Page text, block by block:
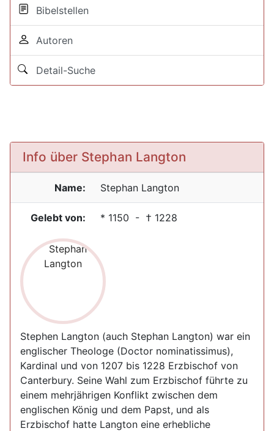
Bibelstellen
Autoren
Detail-Suche
Info über Stephan Langton
Name: Stephan Langton
Gelebt von: * 1150 - † 1228
Stephen Langton (auch Stephan Langton) war ein
englischer Theologe (Doctor nominatissimus),
Kardinal und von 1207 bis 1228 Erzbischof von
Canterbury. Seine Wahl zum Erzbischof führte zu
einem mehrjährigen Konflikt zwischen dem
englischen König und dem Papst, und als
Erzbischof hatte Langton eine erhebliche